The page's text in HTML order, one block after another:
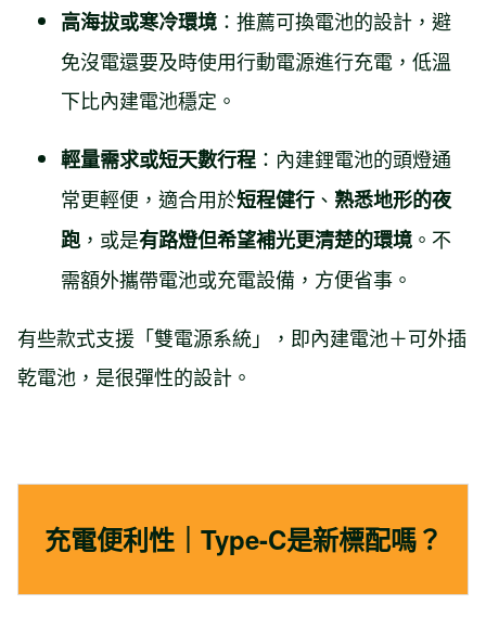
高海拔或寒冷環境 ：推薦可換電池的設計，避
免沒電還要及時使用行動電源進行充電，低溫
下比內建電池穩定。
輕量需求或短天數行程 ：內建鋰電池的頭燈通
常更輕便，適合用於短程健行 、 熟悉地形的夜
跑 ，或是有路燈但希望補光更清楚的環境 。不
需額外攜帶電池或充電設備，方便省事。
有些款式支援「雙電源系統」，即內建電池＋可外插
乾電池，是很彈性的設計。
充電便利性｜Type-C是新標配嗎？